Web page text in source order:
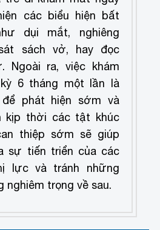
các biểu hiện bất
dụi mắt, nghiêng
sách vở, hay đọc
Ngoài ra, việc khám
6 tháng một lần là
phát hiện sớm và
kịp thời các tật khúc
thiệp sớm sẽ giúp
sự tiến triển của các
lực và tránh những
nghiêm trọng về sau.